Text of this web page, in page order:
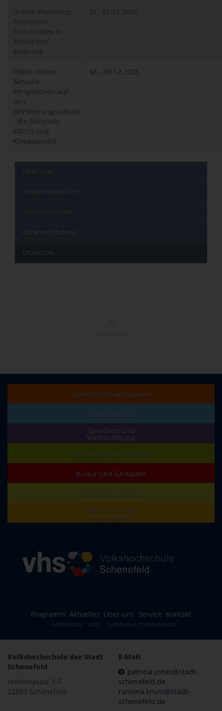
Online-Workshop:
Politisches
Entscheiden in
Antike und
Moderne
Di., 01.12.2026
Politik Online -
Aktuelle
Perspektiven auf
den
Bevölkerungsschutz
- die Beispiele
KRITIS und
Klimawandel
Mi., 09.12.2026
Über uns
Ansprechpartner
Seminarräume
Bankverbindung
Dozenten
Gesellschaft und Leben
Beruf und EDV
Sprachen und
Verständigung
Gesundheit und Fitness
Kultur und Gestalten
Spezial/junge VHS
Nachschulische
Kursangebot
Programm Aktuelles Über uns Service Kontakt
IMPRESSUM AGB DATENSCHUTZERKLÄRUNG
Volkshochschule der Stadt
Schenefeld
Holstenplatz 3-5
22869 Schenefeld
E-Mail
patricia.jonas@stadt-
schenefeld.de
ramona.knust@stadt-
schenefeld.de